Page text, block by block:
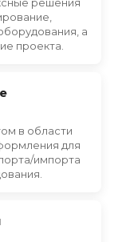
решения
а
проекта.
в области
для
импорта